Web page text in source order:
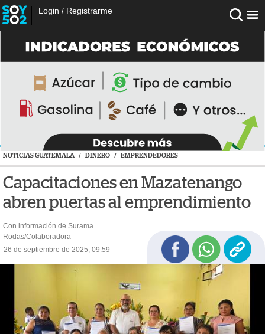
Login / Registrarme
NOTICIAS GUATEMALA / DINERO / EMPRENDEDORES
Capacitaciones en Mazatenango
abren puertas al emprendimiento
Con información de Surama
Rodas/Colaboradora
26 de septiembre de 2025, 09:59